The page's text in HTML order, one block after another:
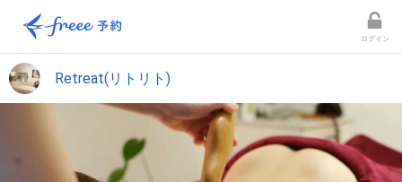
ログイン
Retreat(リトリト)